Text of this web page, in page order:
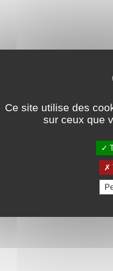
Ce site utilise des
sur ceux que